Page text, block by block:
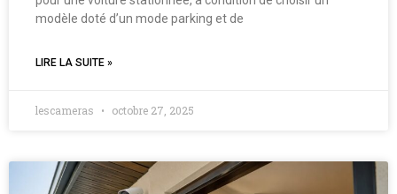
modèle doté d’un mode parking et de
LIRE LA SUITE »
lescameras octobre 27, 2025